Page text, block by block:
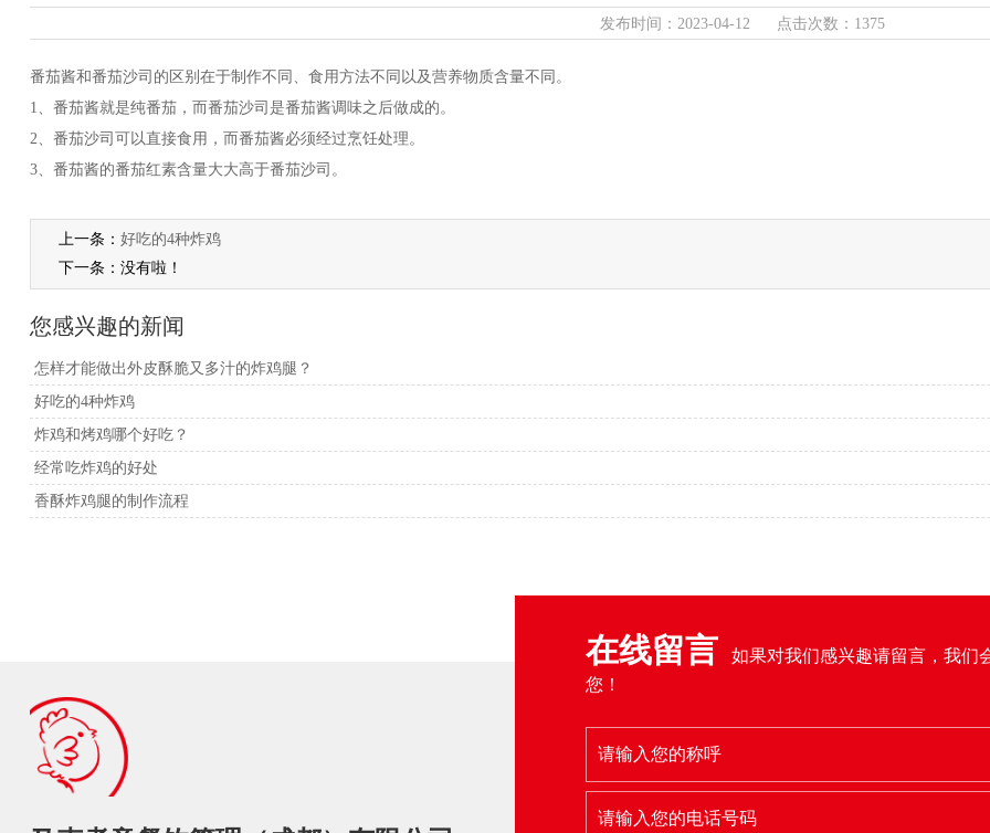
发布时间：2023-04-12 点击次数：1375
番茄酱和番茄沙司的区别在于制作不同、食用方法不同以及营养物质含量不同。
1、番茄酱就是纯番茄，而番茄沙司是番茄酱调味之后做成的。
2、番茄沙司可以直接食用，而番茄酱必须经过烹饪处理。
3、番茄酱的番茄红素含量大大高于番茄沙司。
上一条： 好吃的4种炸鸡
下一条：没有啦！
您感兴趣的新闻
怎样才能做出外皮酥脆又多汁的炸鸡腿？
好吃的4种炸鸡
炸鸡和烤鸡哪个好吃？
经常吃炸鸡的好处
香酥炸鸡腿的制作流程
在线留言
如果对我们感兴趣请留言，我们
您！